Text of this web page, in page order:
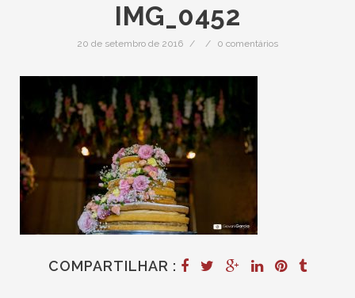
IMG_0452
20 de setembro de 2016 / / 0 comentários
COMPARTILHAR :